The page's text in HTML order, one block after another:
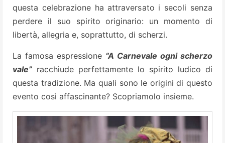
questa celebrazione ha attraversato i secoli senza
perdere il suo spirito originario: un momento di
libertà, allegria e, soprattutto, di scherzi.
La famosa espressione “A Carnevale ogni scherzo
vale” racchiude perfettamente lo spirito ludico di
questa tradizione. Ma quali sono le origini di questo
evento così affascinante? Scopriamolo insieme.